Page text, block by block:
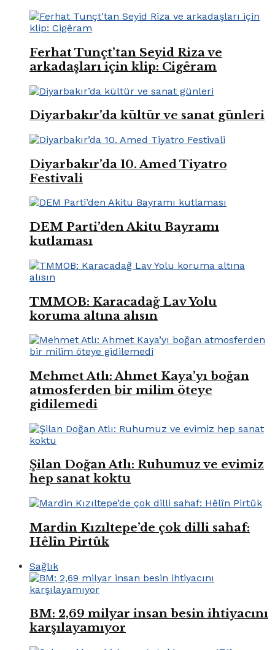
Ferhat Tunçt’tan Seyid Riza ve
arkadaşları için klip: Cigêram
Diyarbakır’da kültür ve sanat günleri
Diyarbakır’da 10. Amed Tiyatro
Festivali
DEM Parti’den Akitu Bayramı
kutlaması
TMMOB: Karacadağ Lav Yolu
koruma altına alısın
Mehmet Atlı: Ahmet Kaya’yı boğan
atmosferden bir milim öteye
gidilemedi
Şilan Doğan Atlı: Ruhumuz ve evimiz
hep sanat koktu
Mardin Kızıltepe’de çok dilli sahaf:
Hêlîn Pirtûk
Sağlık
BM: 2,69 milyar insan besin ihtiyacını
karşılayamıyor